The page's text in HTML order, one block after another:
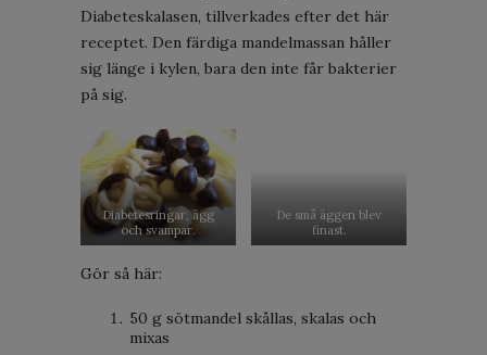
Diabeteskalasen, tillverkades efter det här
receptet. Den färdiga mandelmassan håller
sig länge i kylen, bara den inte får bakterier
på sig.
Diabetesringar, ägg
och svampar.
De små äggen blev
finast.
Gör så här:
50 g sötmandel skållas, skalas och
mixas